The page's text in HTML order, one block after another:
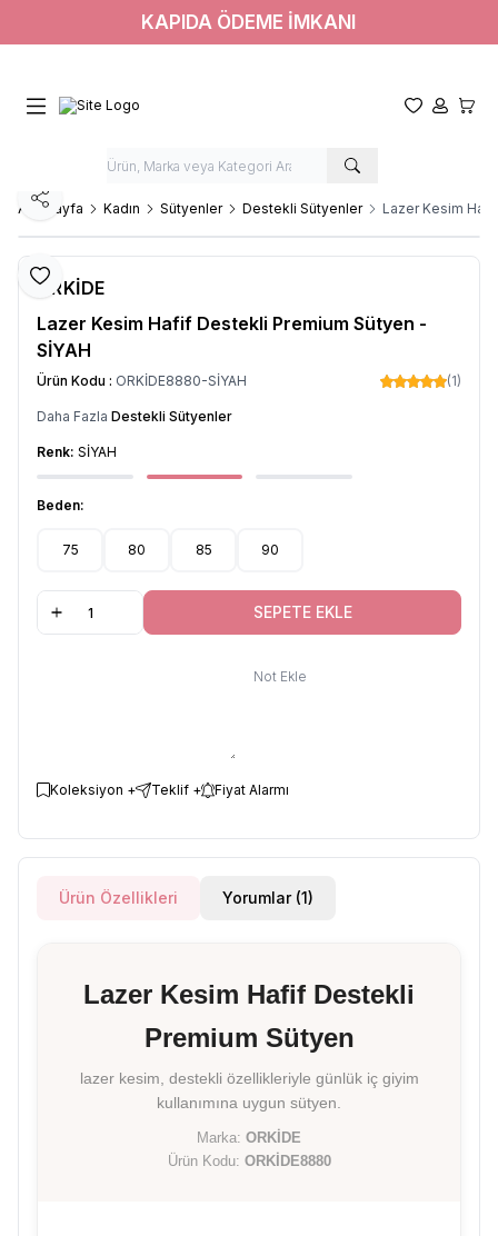
KAPIDA ÖDEME İMKANI
Favorilerim
Hesabım
Ana Sayfa Kadın Sütyenler Destekli Sütyenler Lazer Kesim
Favoriye Ekle
Paylaş
ORKİDE
Lazer Kesim Hafif Destekli Premium Sütyen -
SİYAH
Ürün Kodu : ORKİDE8880-SİYAH (1)
Daha Fazla Destekli Sütyenler
Renk: SİYAH
Beden:
75 80 85 90
SEPETE EKLE
Not Ekle
Koleksiyon + Teklif + Fiyat Alarmı
Ürün Özellikleri Yorumlar (1)
Lazer Kesim Hafif Destekli
Premium Sütyen
lazer kesim, destekli özellikleriyle günlük iç giyim
kullanımına uygun sütyen.
Marka: ORKİDE
Ürün Kodu: ORKİDE8880